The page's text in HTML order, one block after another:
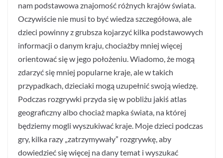
nam podstawowa znajomość różnych krajów świata.
Oczywiście nie musi to być wiedza szczegółowa, ale
dzieci powinny z grubsza kojarzyć kilka podstawowych
informacji o danym kraju, chociażby mniej więcej
orientować się w jego położeniu. Wiadomo, że mogą
zdarzyć się mniej popularne kraje, ale w takich
przypadkach, dzieciaki mogą uzupełnić swoją wiedzę.
Podczas rozgrywki przyda się w pobliżu jakiś atlas
geograficzny albo chociaż mapka świata, na której
będziemy mogli wyszukiwać kraje. Moje dzieci podczas
gry, kilka razy „zatrzymywały” rozgrywkę, aby
dowiedzieć się więcej na dany temat i wyszukać